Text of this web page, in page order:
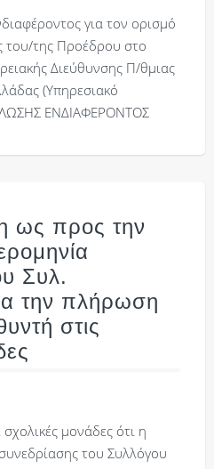
για τον ορισμό
του/της Προέδρου στο
Διεύθυνσης Π/θμιας
(Υπηρεσιακό
ΕΝΔΙΑΦΕΡΟΝΤΟΣ
ως προς την
Συλ.
την πλήρωση
στις
μονάδες ότι η
του Συλλόγου